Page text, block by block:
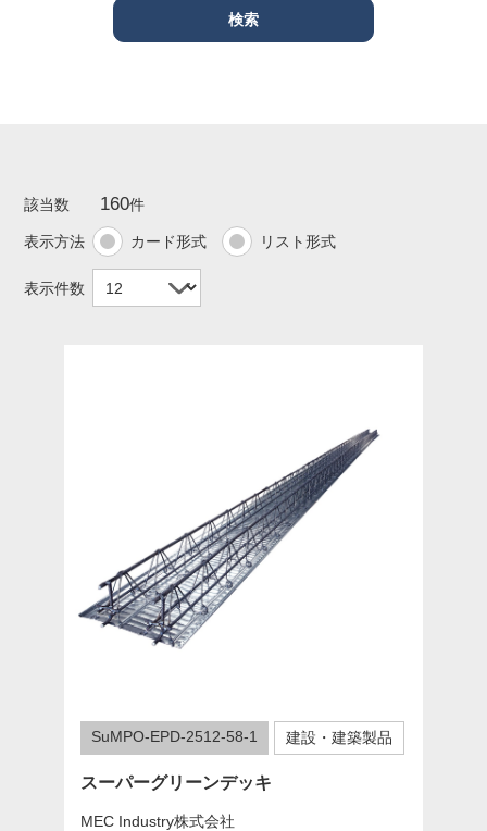
該当数 160件
表示方法 カード形式 リスト形式
表示件数
SuMPO-EPD-2512-58-1 建設・建築製品
スーパーグリーンデッキ
MEC Industry株式会社